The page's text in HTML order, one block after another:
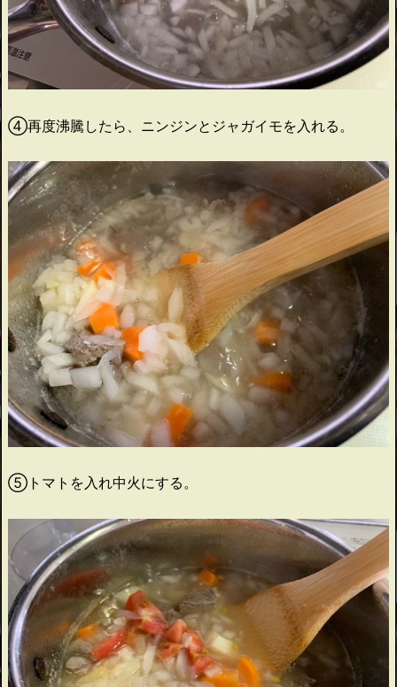
④再度沸騰したら、ニンジンとジャガイモを入れる。
⑤トマトを入れ中火にする。